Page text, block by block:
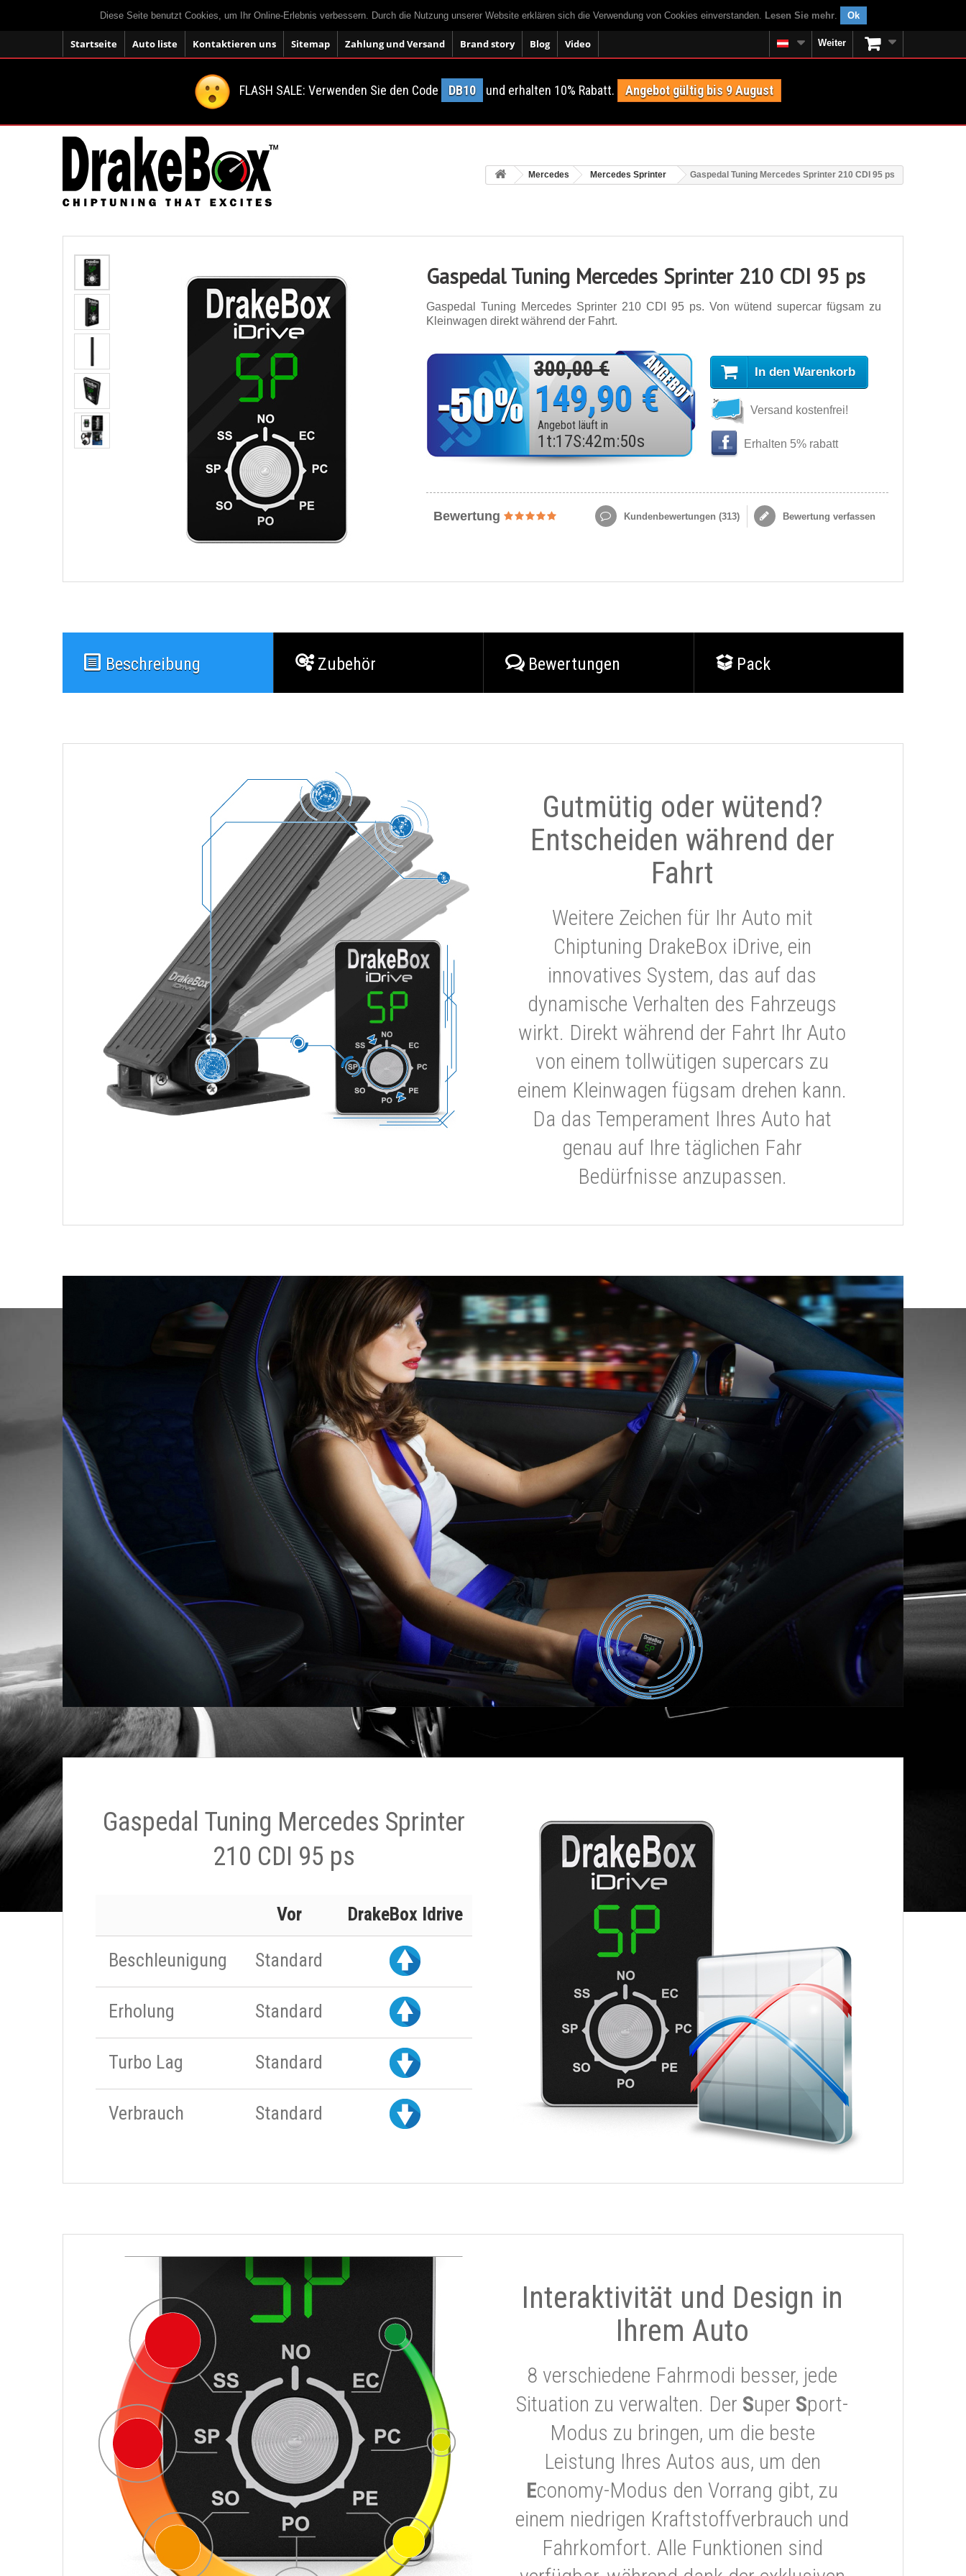
Diese Seite benutzt Cookies, um Ihr Online-Erlebnis verbessern. Durch die Nutzung unserer Website erklären sich die Verwendung von Cookies einverstanden. Lesen Sie mehr. Ok
Startseite Auto liste Kontaktieren uns Sitemap Zahlung und Versand Brand story Blog Video Weiter
FLASH SALE: Verwenden Sie den Code DB10 und erhalten 10% Rabatt. Angebot gültig bis 9 August
Mercedes Mercedes Sprinter Gaspedal Tuning Mercedes Sprinter 210 CDI 95 ps
Gaspedal Tuning Mercedes Sprinter 210 CDI 95 ps
Gaspedal Tuning Mercedes Sprinter 210 CDI 95 ps. Von wütend supercar fügsam zu
Kleinwagen direkt während der Fahrt.
300,00 €
149,90 €
Angebot läuft in
1 t:17S:42m:48s
In den Warenkorb
Versand kostenfrei!
Erhalten 5% rabatt
Bewertung Kundenbewertungen (313) Bewertung verfassen
Beschreibung Zubehör Bewertungen Pack
Gutmütig oder wütend?
Entscheiden während der
Fahrt
Weitere Zeichen für Ihr Auto mit
Chiptuning DrakeBox iDrive, ein
innovatives System, das auf das
dynamische Verhalten des Fahrzeugs
wirkt. Direkt während der Fahrt Ihr Auto
von einem tollwütigen supercars zu
einem Kleinwagen fügsam drehen kann.
Da das Temperament Ihres Auto hat
genau auf Ihre täglichen Fahr
Bedürfnisse anzupassen.
Gaspedal Tuning Mercedes Sprinter
210 CDI 95 ps
Vor DrakeBox Idrive
Beschleunigung Standard
Erholung Standard
Turbo Lag Standard
Verbrauch Standard
Interaktivität und Design in
Ihrem Auto
8 verschiedene Fahrmodi besser, jede
Situation zu verwalten. Der Super Sport-
Modus zu bringen, um die beste
Leistung Ihres Autos aus, um den
Economy-Modus den Vorrang gibt, zu
einem niedrigen Kraftstoffverbrauch und
Fahrkomfort. Alle Funktionen sind